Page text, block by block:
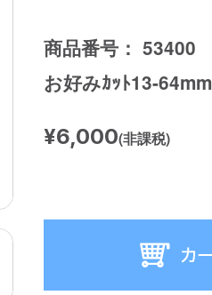
商品番号： 53400
お好みｶｯﾄ13-64mm
¥6,000(非課税)